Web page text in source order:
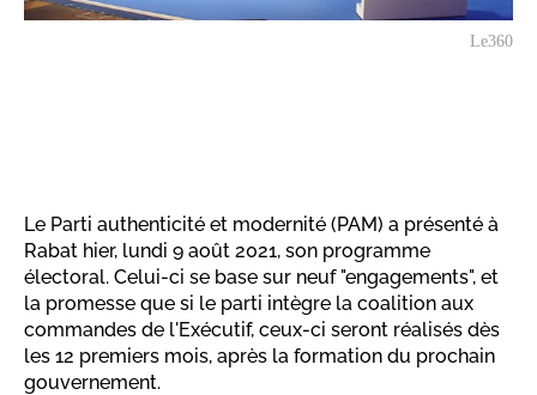
Le360
Le Parti authenticité et modernité (PAM) a présenté à
Rabat hier, lundi 9 août 2021, son programme
électoral. Celui-ci se base sur neuf "engagements", et
la promesse que si le parti intègre la coalition aux
commandes de l'Exécutif, ceux-ci seront réalisés dès
les 12 premiers mois, après la formation du prochain
gouvernement.